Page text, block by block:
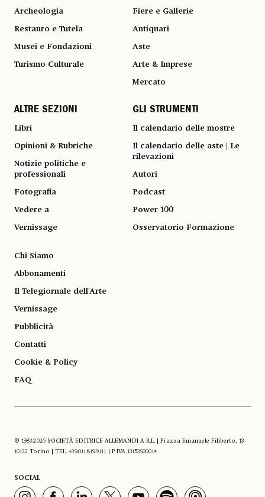
Archeologia
Restauro e Tutela
Musei e Fondazioni
Turismo Culturale
Fiere e Gallerie
Antiquari
Aste
Arte & Imprese
Mercato
ALTRE SEZIONI
Libri
Opinioni & Rubriche
Notizie politiche e
professionali
Fotografia
Vedere a
Vernissage
GLI STRUMENTI
Il calendario delle mostre
Il calendario delle aste | Le
rilevazioni
Autori
Podcast
Power 100
Osservatorio Formazione
Chi Siamo
Abbonamenti
Il Telegiornale dell'Arte
Vernissage
Pubblicità
Contatti
Cookie & Policy
FAQ
© 1983-2026 SOCIETÀ EDITRICE ALLEMANDI A R.L. | Piazza Emanuele Filiberto, 13
10122 Torino | TEL. +39.011.819.9111 | P.IVA 13153930014
SOCIAL